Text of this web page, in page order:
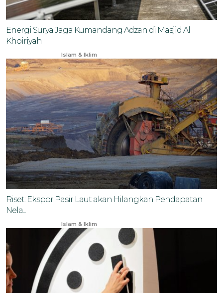
Energi Surya Jaga Kumandang Adzan di Masjid Al
Khoiriyah
Islam & Iklim
Riset: Ekspor Pasir Laut akan Hilangkan Pendapatan
Nela...
Islam & Iklim